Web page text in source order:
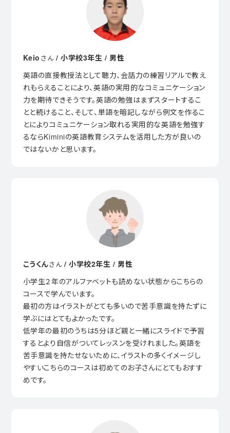
Keio さん/ 小学校3年生 / 男性
英語の直接教授法として聴力、会話力の練習リアルで教え
れもらえることにより、英語の実用的なコミュニケーション
力を期待できそうです。英語の勉強はまずスタートするこ
とと続けること、そして、単語を暗記しながら例文を作るこ
とによりコミュニケーション取れる実用的な英語を勉強す
るならKiminiの英語教育システムを活用した方が良いの
ではないかと思います。
こうくんさん/ 小学校2年生 / 男性
小学生２年のアルファベットも読めない状態からこちらの
コースで学んでいます。
最初の方はイラストがとても多いので苦手意識を持たずに
学ぶにはとてもよかったです。
低学年の最初のうちは5分ほど親と一緒にスライドで予習
するとより自信がついてレッスンを受けれました。英語を
苦手意識を持たせないために、イラストの多くイメージし
やすいこちらのコースは初めてのお子さんにとてもおすす
めです。